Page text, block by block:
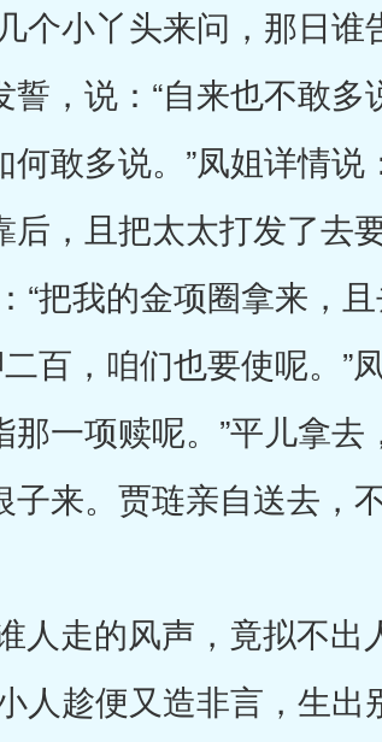
个小丫头来问，那日谁
，说：“自来也不敢多
敢多说。”凤姐详情说
，且把太太打发了去
“把我的金项圈拿来，
百，咱们也要使呢。”
一项赎呢。”平儿拿去
来。贾琏亲自送去，不
走的风声，竟拟不出
人趁便又造非言，生出